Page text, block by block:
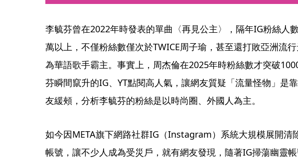
李毓芬曾在2022年時發表的單曲〈再見公主〉，隔年IG粉絲人
萬以上，不僅粉絲數僅次於TWICE周子瑜，甚至還打敗亞洲流
為華語歌手霸主。事實上，周杰倫在2025年時粉絲數才突破
芬瞬間竄升的IG、YT點閱高人氣，讓網友質疑「流量怪物」是
友緩頰，分析李毓芬的粉絲是以時尚圈、外國人為主。
如今因META旗下網路社群IG（Instagram）系統大規模展開清
帳號，讓不少人成為受災戶，就有網友發現，隨著IG掃蕩幽靈